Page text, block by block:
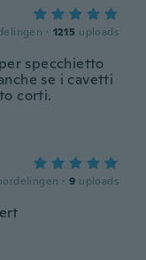
· 1215 uploads
specchietto
se i cavetti
corti.
· 9 uploads